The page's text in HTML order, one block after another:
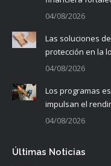
04/08/2026
Las soluciones
protección en la
04/08/2026
Los programas
impulsan el
04/08/2026
Últimas Noticias